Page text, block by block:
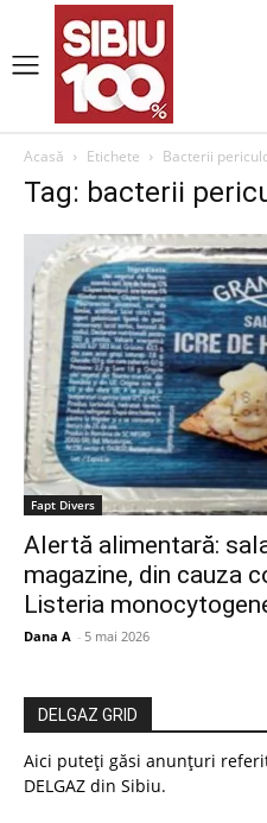
Acasă Etichete Bacterii
Tag: bacterii
Fapt Divers
Alertă alimentară:
magazine, din cauza
Listeria
Dana A - 5 mai 2026
DELGAZ GRID
Aici puteți găsi anunțuri
DELGAZ din Sibiu.